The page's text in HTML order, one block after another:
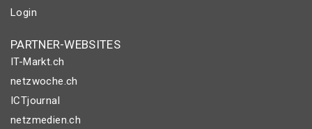
Login
PARTNER-WEBSITES
IT-Markt.ch
netzwoche.ch
ICTjournal
netzmedien.ch